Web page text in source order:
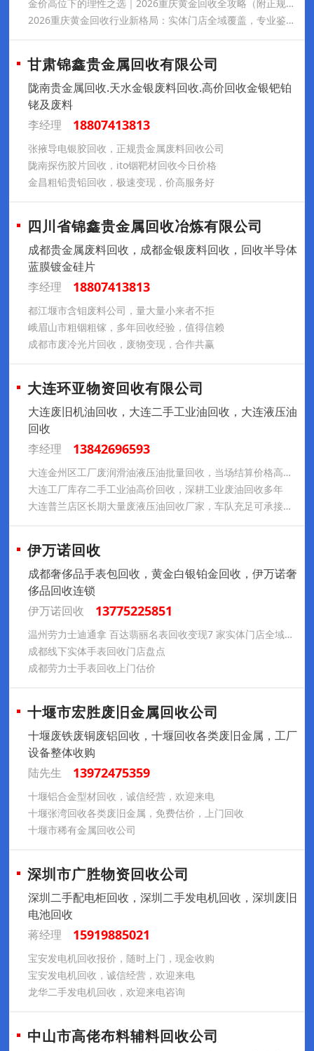
金价高位下的理性之选｜2026重庆黄金回收全攻略（附正规机构地址）
2026重庆黄金回收行业新格局：实体门店全域覆盖，专业鉴定+规范流程保障市民安心变现
甘肃锦鑫贵金属回收有限公司
陇南贵金属回收.天水金银废料回收.高价回收金银钯铂
铑及废料
李经理
18807413813
张掖导电银胶回收，正规贵金属废料回收公司
陇南探伤胶片回收，ito铟靶材回收今日价格
金昌粗铅贵铅回收，极速变现，价高服务好
四川省锦鑫贵金属回收冶炼有限公司
成都贵金属废料回收，成都金银废料回收，回收半导体
蓝膜镀金硅片
李经理
18807413813
都江堰市含钼废料公司，量大量小来者不拒
峨眉山市粗铟粗镓，多年回收经验，值得信赖
成都市废冷光片回收，废物变现，合作共赢
大连环亚物资回收有限公司
大连废旧机油回收，大连二手工业油回收，大连液压油
回收
李经理
13842696593
大连金州区工厂废润滑油液压油批量回收，当场结算价格高于同行
大连工厂库存二手工业油高价回收，深耕工业废油回收多年
大连普兰店区长期大量废液压油回收厂家，车队充足可承接大批量
伊万诺回收
成都奢侈品手表包回收，黄金白银铂金回收，伊万诺奢
侈品回收连锁
伊万诺回收
13775225851
温州劳力士迪通拿 百达翡丽名表回收变现7 家实体门店全域上门 2026 本地行情真实案例
成都线下实体手表回收门店盘点
成都劳力士手表回收上门估价
十堰市宏胜废旧金属回收公司
十堰废铁废铜废铝回收，十堰回收各类废旧金属，工厂
设备整体收购
陆先生
13972475359
十堰铝合金型材回收，诚信经营，欢迎来电
十堰张湾回收各类废旧金属，免费估价，上门回收
十堰市稀有金属回收公司
深圳市广胜物资回收公司
深圳二手配电柜回收，深圳二手发电机回收，深圳废旧
电池回收
蒋经理
15919885021
宝安发电机回收报价，随时上门，现金收购
宝安发电机回收，诚信经营，欢迎来电
龙华二手发电机回收，欢迎来电咨询
中山市高佬布料辅料回收公司